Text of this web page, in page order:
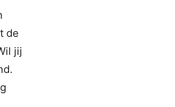
de
jij